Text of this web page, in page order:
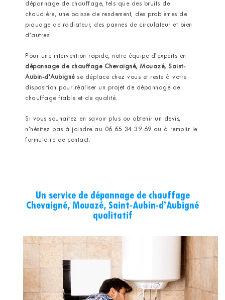
dépannage de chauffage, tels que des bruits de
chaudière, une baisse de rendement, des problèmes de
piquage de radiateur, des pannes de circulateur et bien
d’autres.
Pour une intervention rapide, notre équipe d’experts en
dépannage de chauffage Chevaigné, Mouazé, Saint-
Aubin-d’Aubignése déplace chez vous et reste à votre
disposition pour réaliser un projet de dépannage de
chauffage fiable et de qualité.
Si vous souhaitez en savoir plus ou obtenir un devis,
n’hésitez pas à joindre au 06 65 34 39 69 ou à remplir le
formulaire de contact.
Un service de dépannage de chauffage
Chevaigné, Mouazé, Saint-Aubin-d’Aubigné
qualitatif